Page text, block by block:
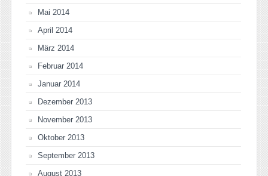
Mai 2014
April 2014
März 2014
Februar 2014
Januar 2014
Dezember 2013
November 2013
Oktober 2013
September 2013
August 2013